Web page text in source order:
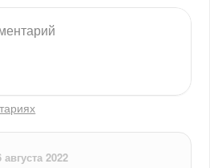
августа 2022